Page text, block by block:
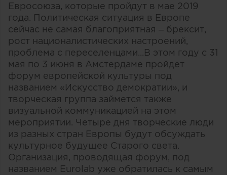
Евросоюза, которые пройдут в мае 2019
года. Политическая ситуация в Европе
сейчас не самая благоприятная – брексит,
рост националистических настроений,
проблема с переселенцами...В этом году с 31
мая по 3 июня в Амстердаме пройдет
форум европейской культуры под
названием «Искусство демократии», и
творческая группа займется также
визуальной коммуникацией на этом
мероприятии. Четыре дня творческие люди
из разных стран Европы будут обсуждать
культурное будущее Старого света.
Организация, проводящая форум, под
названием Eurolab уже обратилась к самым